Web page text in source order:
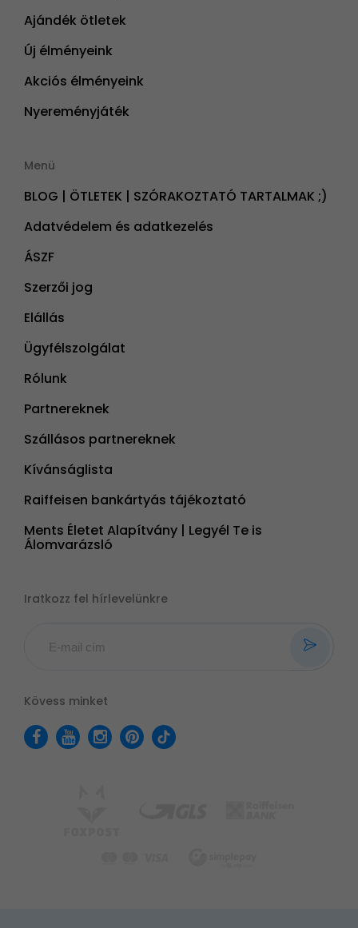
Ajándék ötletek
Új élményeink
Akciós élményeink
Nyereményjáték
Menü
BLOG | ÖTLETEK | SZÓRAKOZTATÓ TARTALMAK ;)
Adatvédelem és adatkezelés
ÁSZF
Szerzői jog
Elállás
Ügyfélszolgálat
Rólunk
Partnereknek
Szállásos partnereknek
Kívánságlista
Raiffeisen bankártyás tájékoztató
Ments Életet Alapítvány | Legyél Te is
Álomvarázsló
Iratkozz fel hírlevelünkre
Kövess minket